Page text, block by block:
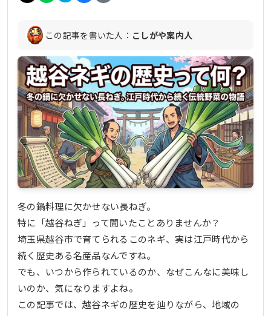
この記事を書いた人： こしがや案内人
冬の鍋料理に欠かせない長ねぎ。
特に「越谷ねぎ」って聞いたことありませんか？
埼玉県越谷市で育てられるこのネギ、実は江戸時代から
続く歴史ある名産品なんですね。
でも、いつから作られているのか、なぜこんなに美味し
いのか、気になりますよね。
この記事では、越谷ネギの歴史を辿りながら、地域の